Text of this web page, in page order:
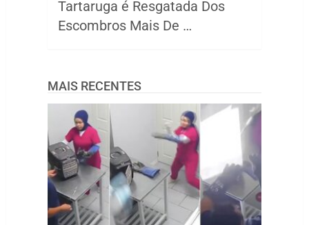
Tartaruga é Resgatada Dos
Escombros Mais De …
MAIS RECENTES